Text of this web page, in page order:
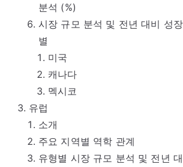
분석 (%)
시장 규모 분석 및 전년 대비 성
별
미국
캐나다
멕시코
유럽
소개
주요 지역별 역학 관계
유형별 시장 규모 분석 및 전년